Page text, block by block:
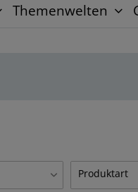
Themenwelten
Produktart